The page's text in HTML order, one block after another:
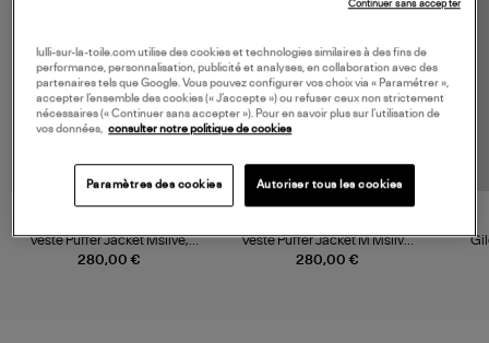
280,00 €
Veste Puffer Jacket Msilve,
Collaboration Adidas x Moon
280,00 €
Veste Puffer Jacket M Msilve,
Collaboration Adidas x Moon
lulli-sur-la-toile.com utilise des cookies et technologies similaires à des fins de
performance, personnalisation, publicité et analyses, en collaboration avec des
partenaires tels que Google. Vous pouvez configurer vos choix via « Paramétrer »,
accepter l’ensemble des cookies (« J’accepte ») ou refuser ceux non strictement
nécessaires (« Continuer sans accepter »). Pour en savoir plus sur l’utilisation de
vos données,
consulter notre politique de cookies
Paramètres des cookies Autoriser tous les cookies
Continuer sans accepter